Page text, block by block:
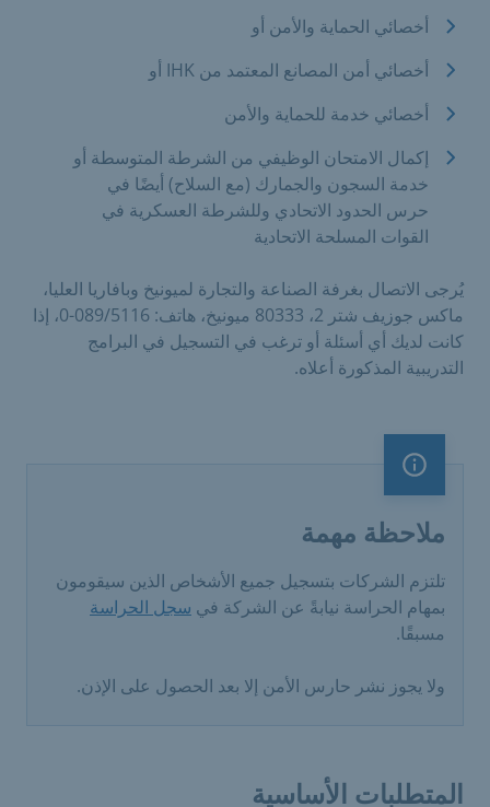
أخصائي الحماية والأمن أو
أخصائي أمن المصانع المعتمد من IHK أو
أخصائي خدمة للحماية والأمن
إكمال الامتحان الوظيفي من الشرطة المتوسطة أو
خدمة السجون والجمارك (مع السلاح) أيضًا في
حرس الحدود الاتحادي وللشرطة العسكرية في
القوات المسلحة الاتحادية
يُرجى الاتصال بغرفة الصناعة والتجارة لميونيخ وبافاريا العليا،
ماكس جوزيف شتر 2، 80333 ميونيخ، هاتف: 089/5116-0، إذا
كانت لديك أي أسئلة أو ترغب في التسجيل في البرامج
التدريبية المذكورة أعلاه.
ملاحظة مهمة
ملاحظة مهمة
تلتزم الشركات بتسجيل جميع الأشخاص الذين سيقومون
بمهام الحراسة نيابةً عن الشركة في سجل الحراسة
مسبقًا.
ولا يجوز نشر حارس الأمن إلا بعد الحصول على الإذن.
المتطلبات الأساسية